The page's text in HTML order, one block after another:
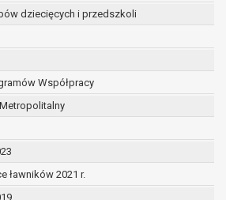
dziecięcych i przedszkoli
Współpracy
ławników 2021 r.
której dane dotyczą, wniosła
wobec przetwarzania
osobowych,
na przetwarzanie danych
która jest podstawą
danych i nie ma innej
osobowe przetwarzane są
z prawem,